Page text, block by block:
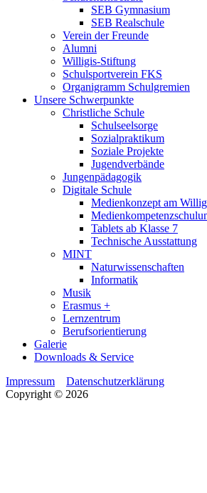
SEB Gymnasium
SEB Realschule
Verein der Freunde
Alumni
Willigis-Stiftung
Schulsportverein FKS
Organigramm Schulgremien
Unsere Schwerpunkte
Christliche Schule
Schulseelsorge
Sozialpraktikum
Soziale Projekte
Jugendverbände
Jungenpädagogik
Digitale Schule
Medienkonzept am
Tablets ab Klasse 7
Technische Ausstattung
MINT
Naturwissenschaften
Informatik
Musik
Erasmus +
Lernzentrum
Berufsorientierung
Galerie
Downloads & Service
Impressum
Datenschutzerklärung
Copyright © 2026